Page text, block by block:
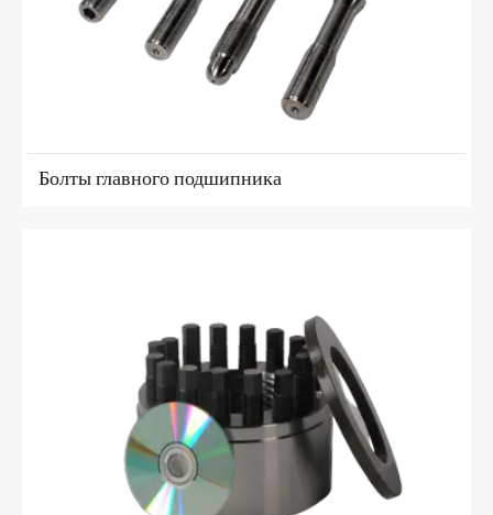
Болты главного подшипника